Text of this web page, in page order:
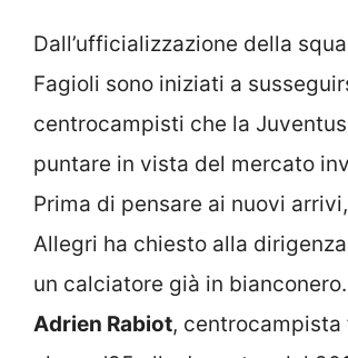
Dall’ufficializzazione della
Fagioli sono iniziati a
centrocampisti che la
puntare in vista del mercato
Prima di pensare ai nuovi
Allegri ha chiesto alla
un calciatore già in
Adrien Rabiot, centrocampista